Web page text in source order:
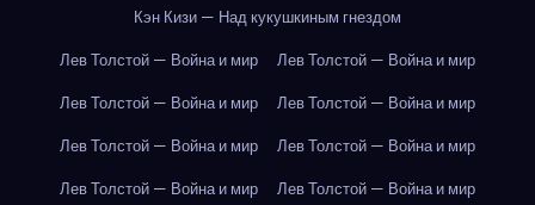
Кэн Кизи — Над кукушкиным гнездом
Лев Толстой — Война и мир
Лев Толстой — Война и мир
Лев Толстой — Война и мир
Лев Толстой — Война и мир
Лев Толстой — Война и мир
Лев Толстой — Война и мир
Лев Толстой — Война и мир
Лев Толстой — Война и мир